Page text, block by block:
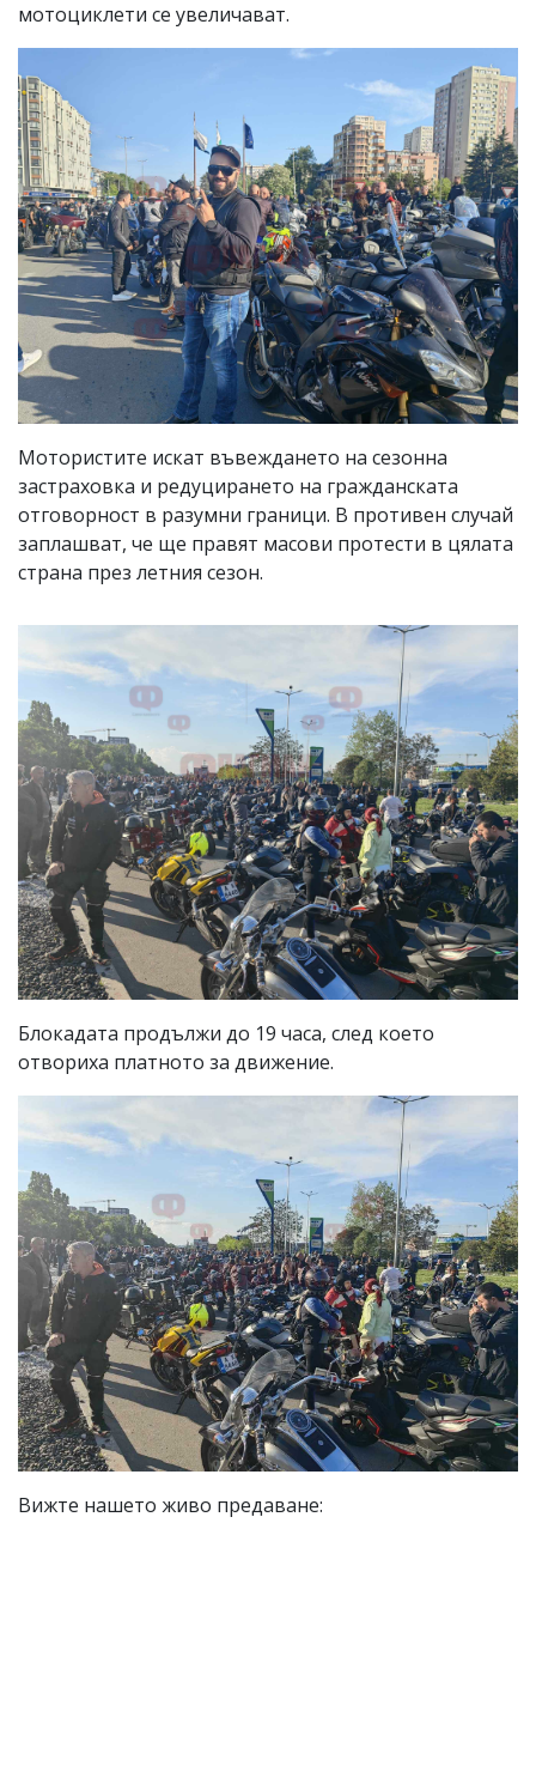
мотоциклети се увеличават.
Мотористите искат въвеждането на сезонна
застраховка и редуцирането на гражданската
отговорност в разумни граници. В противен случай
заплашват, че ще правят масови протести в цялата
страна през летния сезон.
Блокадата продължи до 19 часа, след което
отвориха платното за движение.
Вижте нашето живо предаване: